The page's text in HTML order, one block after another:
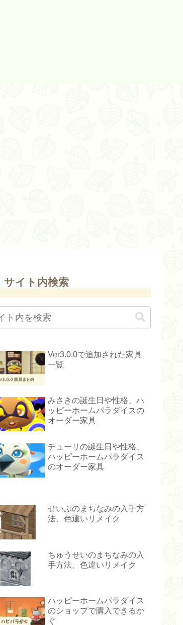
サイト内検索
Ver3.0.0で追加された家具
一覧
みさきの誕生日や性格、ハ
ッピーホームパラダイスの
オーダー家具
チューリの誕生日や性格、
ハッピーホームパラダイス
のオーダー家具
せいぶのまちなみの入手方
法、色違いリメイク
ちゅうせいのまちなみの入
手方法、色違いリメイク
ハッピーホームパラダイス
のショップで購入できるか
ぐ